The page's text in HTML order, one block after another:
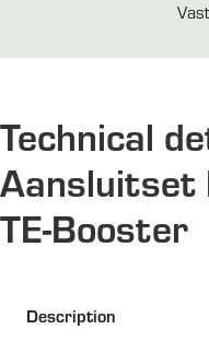
Technical
Aansluitset
TE-Booster
Description